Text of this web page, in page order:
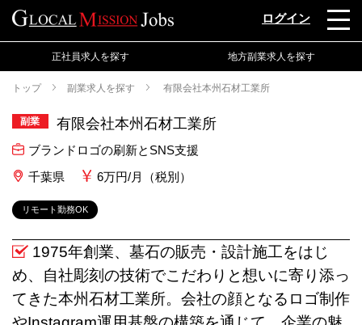
ログイン
正社員求人を探す 地方副業求人を探す
トップ 副業求人を探す 有限会社本州石材工業所
副業 有限会社本州石材工業所
ブランドロゴの刷新とSNS支援
千葉県
6万円/月（税別）
リモート勤務OK
1975年創業、墓石の販売・設計施工をはじ
め、自社彫刻の技術でこだわりと想いに寄り添っ
てきた本州石材工業所。会社の顔となるロゴ制作